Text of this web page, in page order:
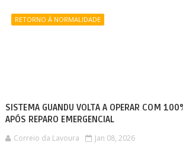
RETORNO À NORMALIDADE
SISTEMA GUANDU VOLTA A OPERAR COM
APÓS REPARO EMERGENCIAL
Correio da Lavoura Jan 08, 2026